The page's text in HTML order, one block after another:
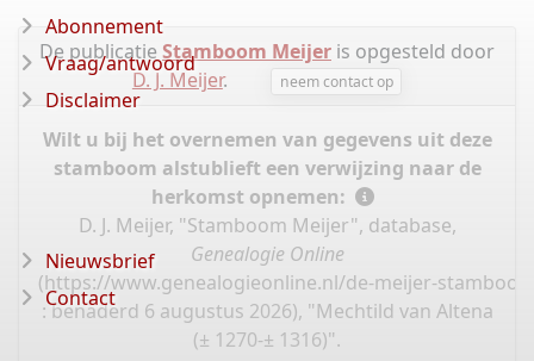
De publicatie Stamboom Meijer is opgesteld door
D. J. Meijer. neem contact op
Wilt u bij het overnemen van gegevens uit deze
stamboom alstublieft een verwijzing naar de
herkomst opnemen:
D. J. Meijer, "Stamboom Meijer", database,
Genealogie Online
(https://www.genealogieonline.nl/de-meijer-
: benaderd 6 augustus 2026), "Mechtild van Altena
(± 1270-± 1316)".
Abonnement
Vraag/antwoord
Disclaimer
Nieuwsbrief
Contact